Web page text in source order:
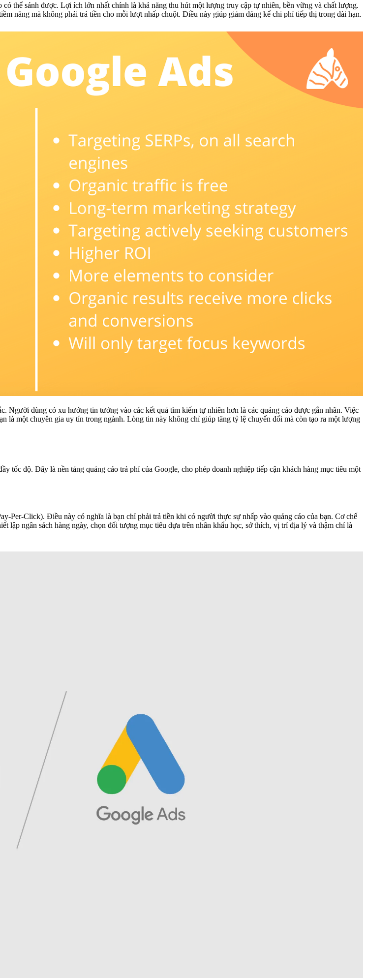
thể sánh được. Lợi ích lớn nhất chính là khả năng thu hút một lượng truy cập tự nhiên, bền vững và chất lượng.
năng mà không phải trả tiền cho mỗi lượt nhấp chuột. Điều này giúp giảm đáng kể chi phí tiếp thị trong dài hạn.
dùng có xu hướng tin tưởng vào các kết quả tìm kiếm tự nhiên hơn là các quảng cáo được gắn nhãn. Việc
là một chuyên gia uy tín trong ngành. Lòng tin này không chỉ giúp tăng tỷ lệ chuyển đổi mà còn tạo ra một lượng
tốc độ. Đây là nền tảng quảng cáo trả phí của Google, cho phép doanh nghiệp tiếp cận khách hàng mục tiêu một
Per-Click). Điều này có nghĩa là bạn chỉ phải trả tiền khi có người thực sự nhấp vào quảng cáo của bạn. Cơ chế
lập ngân sách hàng ngày, chọn đối tượng mục tiêu dựa trên nhân khẩu học, sở thích, vị trí địa lý và thậm chí là